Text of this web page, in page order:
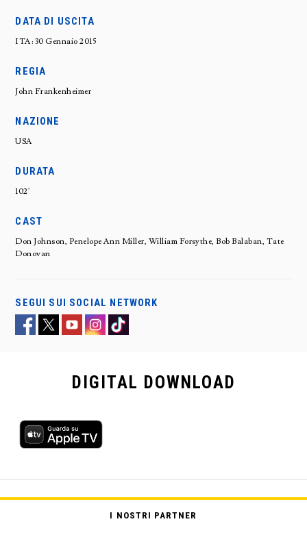
DATA DI USCITA
ITA: 30 Gennaio 2015
REGIA
John Frankenheimer
NAZIONE
USA
DURATA
102'
CAST
Don Johnson, Penelope Ann Miller, William Forsythe, Bob Balaban, Tate
Donovan
SEGUI SUI SOCIAL NETWORK
DIGITAL DOWNLOAD
I NOSTRI PARTNER